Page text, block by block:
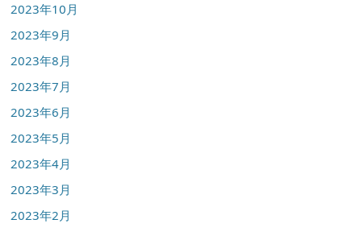
2023年10月
2023年9月
2023年8月
2023年7月
2023年6月
2023年5月
2023年4月
2023年3月
2023年2月